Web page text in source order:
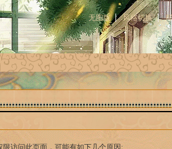
无图版 风格切换
访问此页面，可能有如下几个原因: